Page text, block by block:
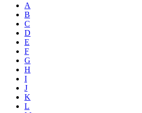
A
B
C
D
E
F
G
H
I
J
K
L